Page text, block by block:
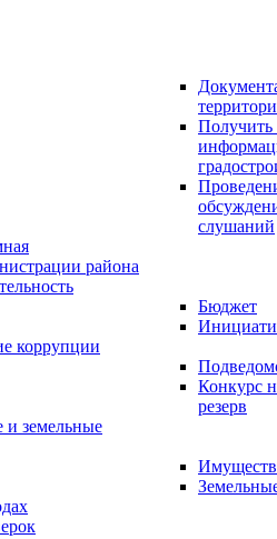
Получить
слушаний
района
Бюджет
коррупции
Конкурс
резерв
земельные